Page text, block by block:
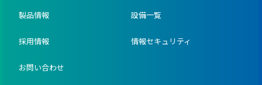
製品情報 設備一覧
採用情報 情報セキュリティ
お問い合わせ